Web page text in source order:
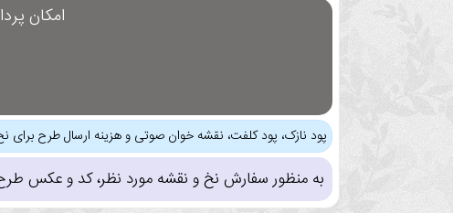
امکان
پود نازک، پود کلفت، نقشه خوان صوتی و هزینه ارسال طرح برای
به منظور سفارش نخ و نقشه مورد نظر، کد و عکس طرح